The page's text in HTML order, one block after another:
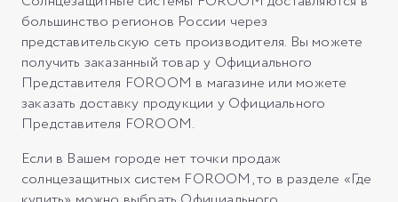
большинство регионов России через
представительскую сеть производителя. Вы можете
получить заказанный товар у Официального
Представителя FOROOM в магазине или можете
заказать доставку продукции у Официального
Представителя FOROOM.
Если в Вашем городе нет точки продаж
солнцезащитных систем FOROOM, то в разделе «Где